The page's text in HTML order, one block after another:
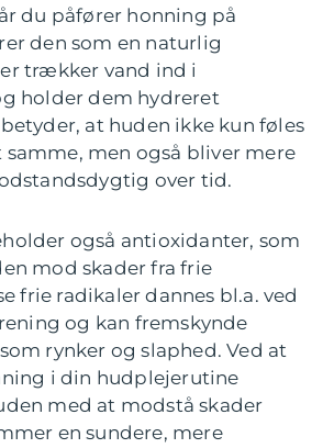
du påfører honning på
den som en naturlig
trækker vand ind i
holder dem hydreret
at huden ikke kun føles
men også bliver mere
over tid.
også antioxidanter, som
mod skader fra frie
frie radikaler dannes bl.a. ved
og kan fremskynde
rynker og slaphed. Ved at
i din hudplejerutine
med at modstå skader
en sundere, mere